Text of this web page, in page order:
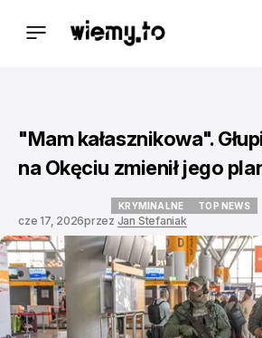
"Mam kałasznikowa".
na Okęciu zmienił jego
KRYMINALNE TOP NEWS
cze 17, 2026przez Jan Stefaniak